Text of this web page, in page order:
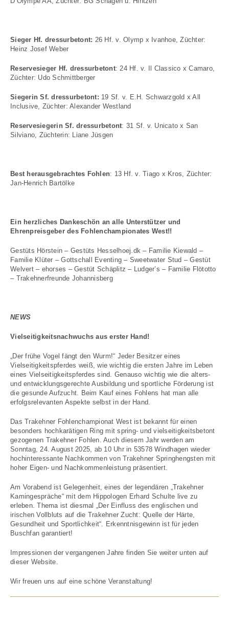
Sieger Hf. dressurbetont: 26 Hf. v. Olymp x Ivanhoe, Züchter:
Heinz Josef Weber
Reservesieger Hf. dressurbetont: 24 Hf. v. Il Classico x Camaro,
Züchter: Udo Schmittberger
Siegerin Sf. dressurbetont: 19 Sf. v. E.H. Schwarzgold x All
Inclusive, Züchter: Alexander Westland
Reservesiegerin Sf. dressurbetont: 31 Sf. v. Unicato x San
Silviano, Züchterin: Liane Jüsgen
Best herausgebrachtes Fohlen: 13 Hf. v. Tiago x Kros, Züchter:
Jan-Henrich Bartölke
Ein herzliches Dankeschön an alle Unterstützer und
Ehrenpreisgeber des Fohlenchampionates West!!
Gestüts Hörstein – Gestüts Hesselhoej.dk – Familie Kiewald –
Familie Klüter – Gottschall Eventing – Sweetwater Stud – Gestüt
Welvert – ehorses – Gestüt Schäplitz – Ludger’s – Familie Flötotto
– Trakehnerfreunde Johannisberg
NEWS
Vielseitigkeitsnachwuchs aus erster Hand!
„Der frühe Vogel fängt den Wurm!“ Jeder Besitzer eines
Vielseitigkeitspferdes weiß, wie wichtig die ersten Jahre im Leben
eines Vielseitigkeitspferdes sind. Genauso wichtig wie die alters-
und entwicklungsgerechte Ausbildung und sportliche Förderung ist
die gesunde Aufzucht. Beim Kauf eines Fohlens hat man alle
erfolgsrelevanten Aspekte selbst in der Hand.
Das Trakehner Fohlenchampionat West ist bekannt für einen
besonders hochkarätigen Ring mit spring- und vielseitigkeitsbetont
gezogenen Trakehner Fohlen. Auch diesem Jahr werden am
Sonntag, 24. August 2025, ab 10 Uhr in 53578 Windhagen wieder
hochinteressante Nachkommen von Trakehner Springhengsten mit
hoher Eigen- und Nachkommenleistung präsentiert.
Am Vorabend ist Gelegenheit, eines der legendären „Trakehner
Kamingespräche“ mit dem Hippologen Erhard Schulte live zu
erleben. Thema ist diesmal „Der Einfluss des englischen und
irischen Vollbluts auf die Trakehner Zucht: Quelle der Härte,
Gesundheit und Sportlichkeit“. Erkenntnisgewinn ist für jeden
Buschfan garantiert!
Impressionen der vergangenen Jahre finden Sie weiter unten auf
dieser Website.
Wir freuen uns auf eine schöne Veranstaltung!